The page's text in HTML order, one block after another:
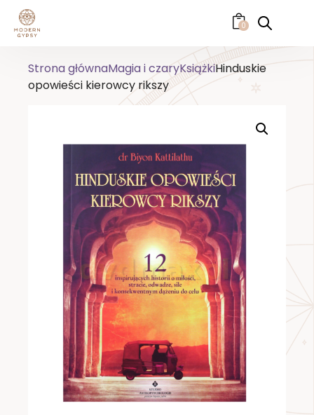
0
Strona głównaMagia i czaryKsiążkiHinduskie
opowieści kierowcy rikszy